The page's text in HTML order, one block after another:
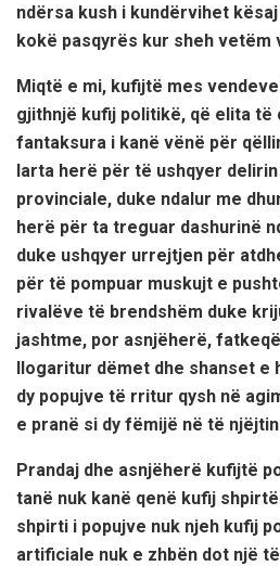
ndërsa kush i kundërvihet
kokë pasqyrës kur sheh vetëm
Miqtë e mi, kufijtë mes
gjithnjë kufij politikë, që elita të
fantaksura i kanë vënë për
larta herë për të ushqyer
provinciale, duke ndalur me
herë për ta treguar dashurinë
duke ushqyer urrejtjen për
për të pompuar muskujt e
rivalëve të brendshëm duke
jashtme, por asnjëherë,
llogaritur dëmet dhe shanset e
dy popujve të rritur qysh në
e pranë si dy fëmijë në të
Prandaj dhe asnjëherë kufijtë
tanë nuk kanë qenë kufij
shpirti i popujve nuk njeh kufij
artificiale nuk e zhbën dot një